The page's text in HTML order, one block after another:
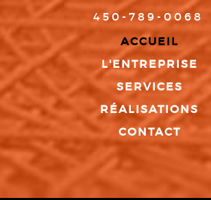
450-789-0068
ACCUEIL
L'ENTREPRISE
SERVICES
RÉALISATIONS
CONTACT